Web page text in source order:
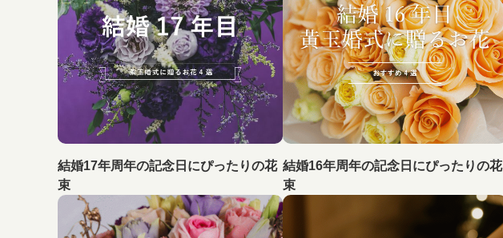
結婚17年周年の記念日にぴったりの花
束
結婚16年周年の記念日にぴったりの花
束